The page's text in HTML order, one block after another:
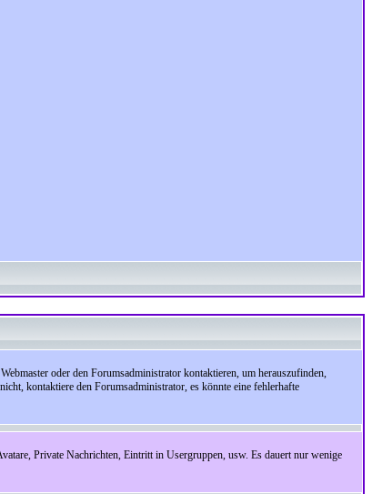
oder den Forumsadministrator kontaktieren, um herauszufinden,
kontaktiere den Forumsadministrator, es könnte eine fehlerhafte
Private Nachrichten, Eintritt in Usergruppen, usw. Es dauert nur wenige